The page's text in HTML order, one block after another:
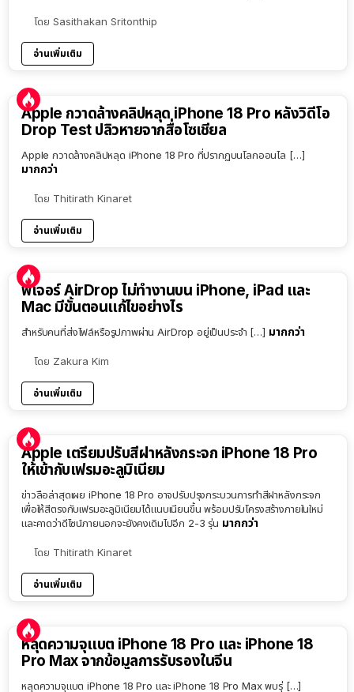
โดย Sasithakan Sritonthip
อ่านเพิ่มเติม
Apple กวาดล้างคลิปหลุด iPhone 18 Pro หลังวิดีโอ
Drop Test ปลิวหายจากสื่อโซเชียล
Apple กวาดล้างคลิปหลุด iPhone 18 Pro ที่ปรากฏบนโลกออนไล […]
มากกว่า
โดย Thitirath Kinaret
อ่านเพิ่มเติม
ฟีเจอร์ AirDrop ไม่ทำงานบน iPhone, iPad และ
Mac มีขั้นตอนแก้ไขอย่างไร
สำหรับคนที่ส่งไฟล์หรือรูปภาพผ่าน AirDrop อยู่เป็นประจำ […] มากกว่า
โดย Zakura Kim
อ่านเพิ่มเติม
Apple เตรียมปรับสีฝาหลังกระจก iPhone 18 Pro
ให้เข้ากับเฟรมอะลูมิเนียม
ข่าวลือล่าสุดเผย iPhone 18 Pro อาจปรับปรุงกระบวนการทำสีฝาหลังกระจก
เพื่อให้สีตรงกับเฟรมอะลูมิเนียมได้แนบเนียนขึ้น พร้อมปรับโครงสร้างภายในใหม่
และคาดว่าดีไซน์ภายนอกจะยังคงเดิมไปอีก 2-3 รุ่น มากกว่า
โดย Thitirath Kinaret
อ่านเพิ่มเติม
หลุดความจุแบต iPhone 18 Pro และ iPhone 18
Pro Max จากข้อมูลการรับรองในจีน
หลุดความจุแบต iPhone 18 Pro และ iPhone 18 Pro Max พบรุ่ […]